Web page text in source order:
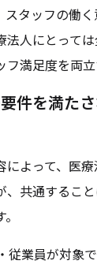
スタッフの働
法人にとって
満足度を両立
件を満た
よって、医
、共通するこ
従業員が対象